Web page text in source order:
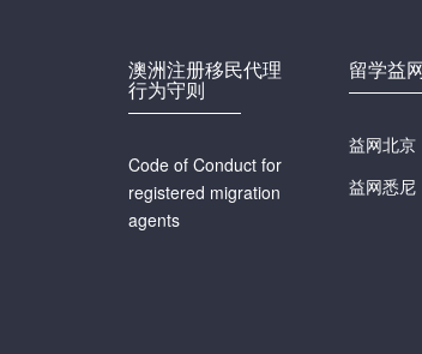
澳洲注册移民代理
行为守则
Code of Conduct for
registered migration
agents
留学益
益网北京
益网悉尼